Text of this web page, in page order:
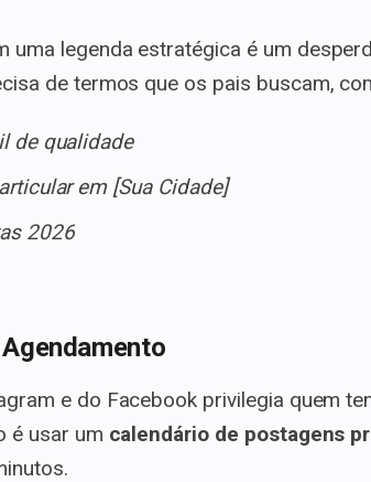
uma legenda estratégica é um
de termos que os pais buscam,
de qualidade
em [Sua Cidade]
2026
e do Facebook privilegia quem
é usar um calendário de postagens